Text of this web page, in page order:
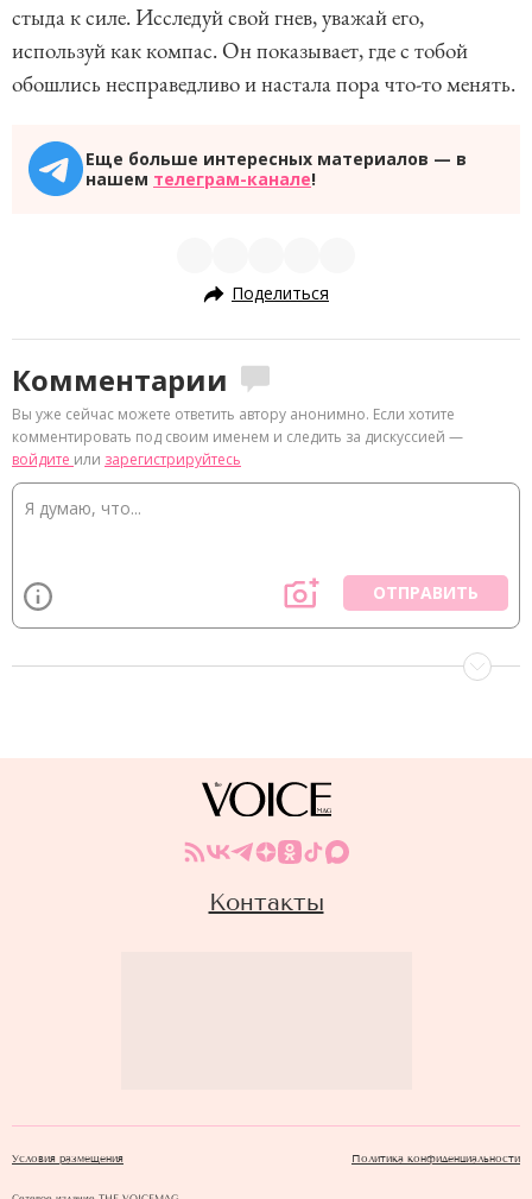
стыда к силе. Исследуй свой гнев, уважай его,
используй как компас. Он показывает, где с тобой
обошлись несправедливо и настала пора что-то менять.
Еще больше интересных материалов — в
нашем телеграм-канале!
Поделиться
Комментарии
Вы уже сейчас можете ответить автору анонимно. Если хотите
комментировать под своим именем и следить за дискуссией —
войдите или зарегистрируйтесь
ОТПРАВИТЬ
Контакты
Условия размещения Политика конфиденциальности